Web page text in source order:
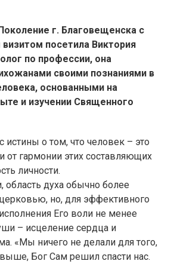
г. Благовещенска с
посетила Виктория
по профессии, она
своими познаниями в
основанными на
и изучении Священного
истины о том, что человек – это
от гармонии этих составляющих
личности.
область духа обычно более
но, для эффективного
Его воли не менее
– исцеление сердца и
«Мы ничего не делали для того,
Бог Сам решил спасти нас.